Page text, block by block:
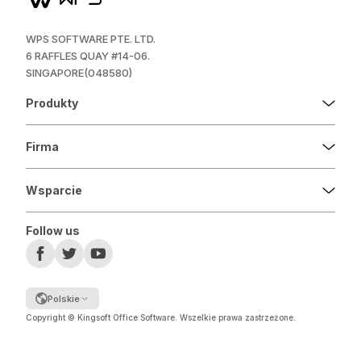
WPS SOFTWARE PTE. LTD.
6 RAFFLES QUAY #14-06.
SINGAPORE(048580)
Produkty
Firma
Wsparcie
Follow us
Polskie
Copyright © Kingsoft Office Software. Wszelkie prawa zastrzeżone.